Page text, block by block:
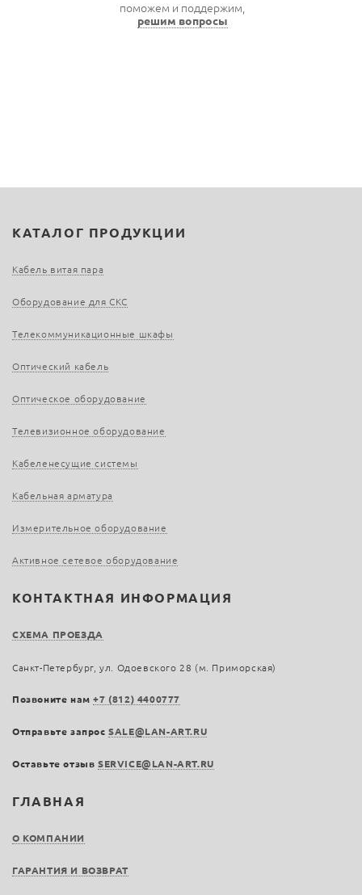
поможем и поддержим,
решим вопросы
ГЛАВНАЯ
О КОМПАНИИ
ГАРАНТИЯ И ВОЗВРАТ
КАТАЛОГ ПРОДУКЦИИ
Кабель витая пара
Оборудование для СКС
Телекоммуникационные шкафы
Оптический кабель
Оптическое оборудование
Телевизионное оборудование
Кабеленесущие системы
Кабельная арматура
Измерительное оборудование
Активное сетевое оборудование
КОНТАКТНАЯ ИНФОРМАЦИЯ
СХЕМА ПРОЕЗДА
Санкт-Петербург, ул. Одоевского 28 (м. Приморская)
Позвоните нам+7 (812) 4400777
Отправьте запросSALE@LAN-ART.RU
Оставьте отзыв SERVICE@LAN-ART.RU